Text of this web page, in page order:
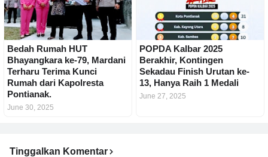
Bedah Rumah HUT
Bhayangkara ke-79, Mardani
Terharu Terima Kunci
Rumah dari Kapolresta
Pontianak.
June 30, 2025
POPDA Kalbar 2025
Berakhir, Kontingen
Sekadau Finish Urutan ke-
13, Hanya Raih 1 Medali
June 27, 2025
Tinggalkan Komentar